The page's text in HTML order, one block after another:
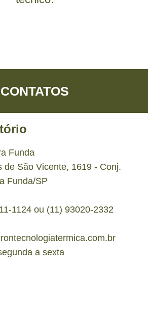
CONTATOS
Funda
de São Vicente, 1619 - Conj.
Funda/SP
1124 ou (11) 93020-2332
a sexta